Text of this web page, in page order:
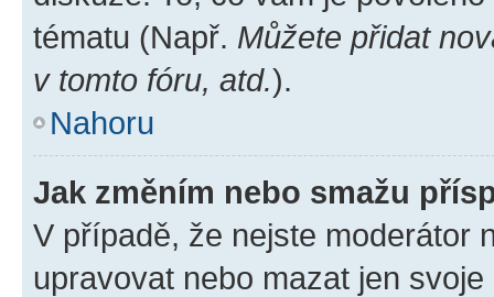
tématu (Např. Můžete přidat
v tomto fóru, atd.).
Nahoru
Jak změním nebo smažu
V případě, že nejste moderátor
upravovat nebo mazat jen